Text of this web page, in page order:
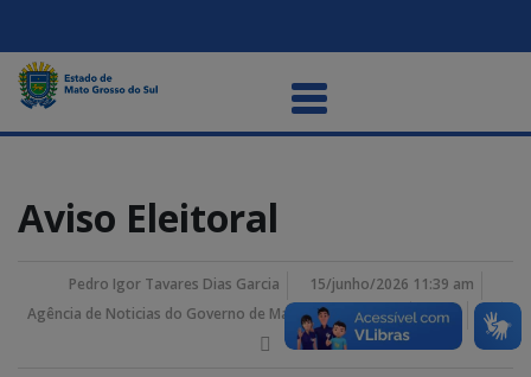
Aviso Eleitoral
Pedro Igor Tavares Dias Garcia
15/junho/2026 11:39 am
Agência de Noticias do Governo de Mato Grosso do Sul